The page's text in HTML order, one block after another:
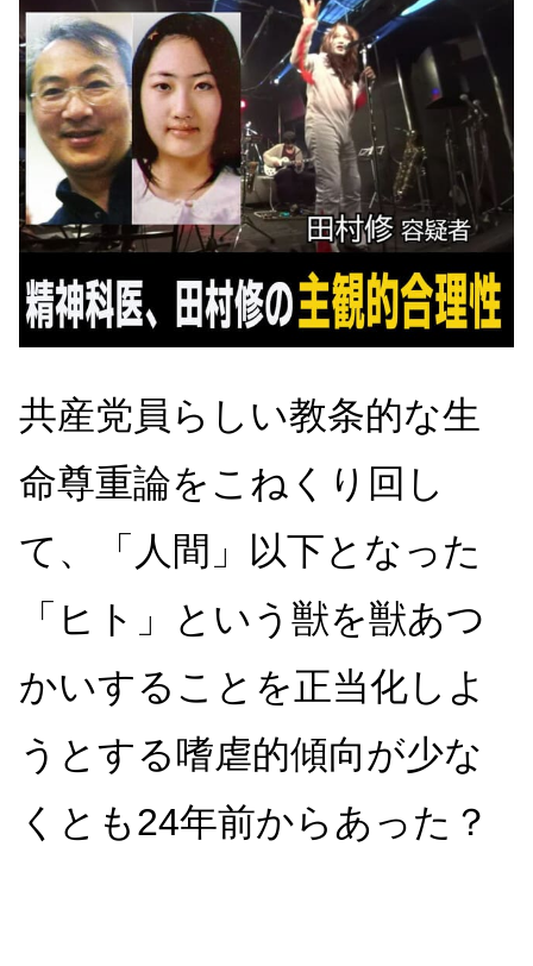
共産党員らしい教条的な生
命尊重論をこねくり回し
て、「人間」以下となった
「ヒト」という獣を獣あつ
かいすることを正当化しよ
うとする嗜虐的傾向が少な
くとも24年前からあった？